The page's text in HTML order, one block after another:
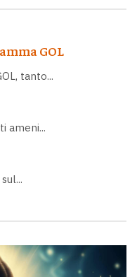
GOL
tanto...
ameni...